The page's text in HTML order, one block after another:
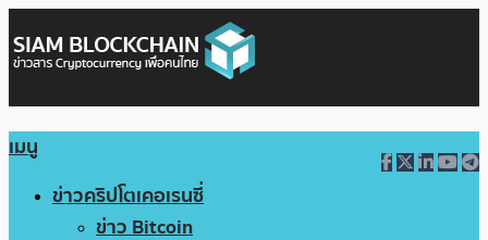
เมนู
ข่าวคริปโตเคอเรนซี่
ข่าว Bitcoin